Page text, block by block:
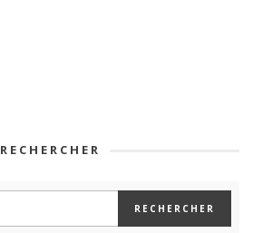
RECHERCHER